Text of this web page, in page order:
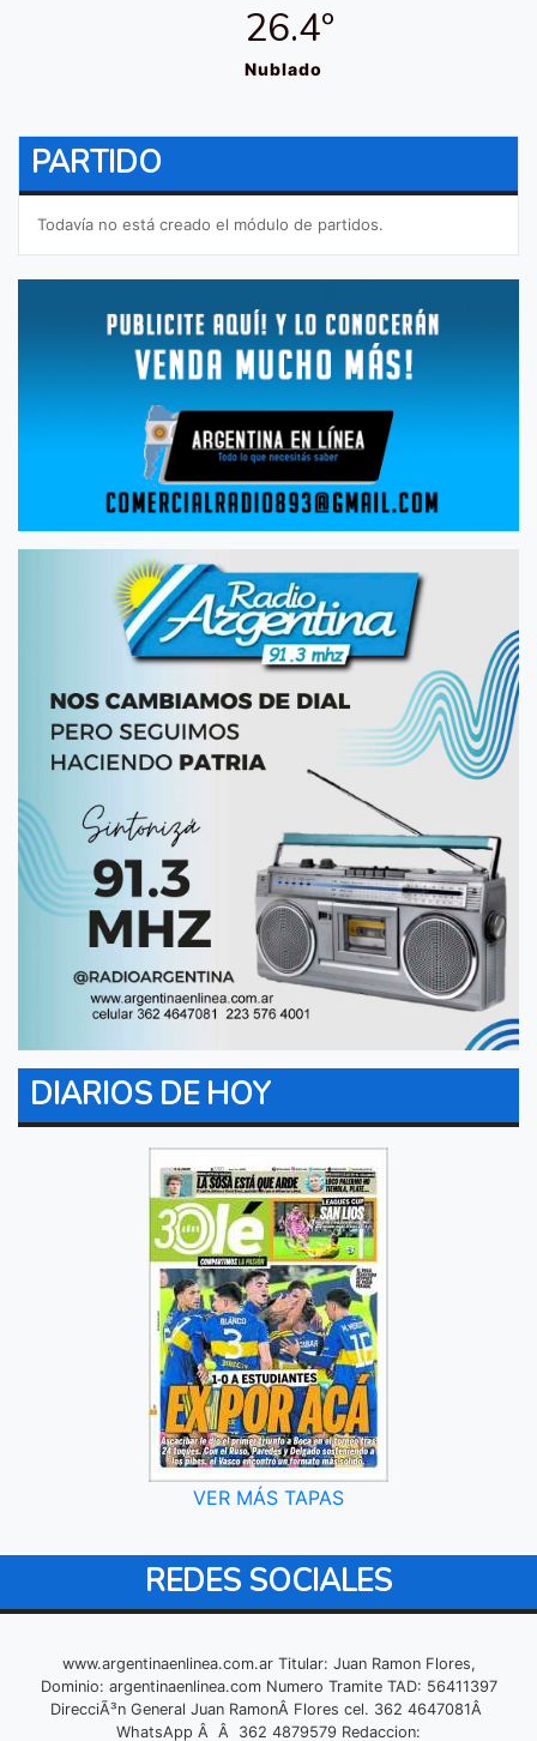
26.4º
Nublado
PARTIDO
Todavía no está creado el módulo de partidos.
DIARIOS DE HOY
VER MÁS TAPAS
REDES SOCIALES
www.argentinaenlinea.com.ar Titular: Juan Ramon Flores,
Dominio: argentinaenlinea.com Numero Tramite TAD: 56411397
DirecciÃ³n General Juan RamonÂ Flores cel. 362 4647081Â
WhatsApp Â Â 362 4879579 Redaccion: